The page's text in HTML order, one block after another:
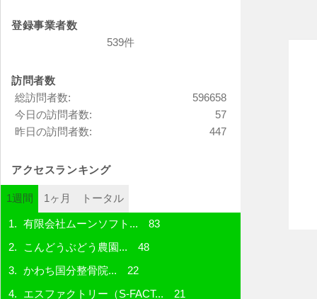
登録事業者数
539件
訪問者数
596658
総訪問者数:
57
今日の訪問者数:
447
昨日の訪問者数:
アクセスランキング
1週間 1ヶ月 トータル
有限会社ムーンソフト... 83
こんどうぶどう農園... 48
かわち国分整骨院... 22
エスファクトリー（S-FACT... 21